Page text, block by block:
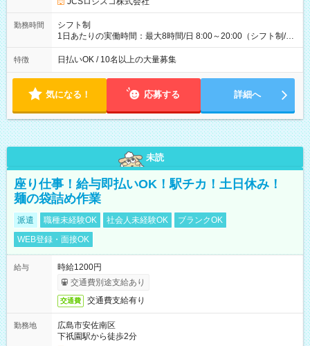
(日休み) ■月収80万円(43歳男性/墨田区在住)※元営業 1日200個
勤務時間
シフト制
1日あたりの実働時間：最大8時間/日 8:00～20:00（シフト制/実
働8時間） ※週5日勤務（場所次第では週4も有り） ※配達状況
によって時間外での勤務可能性有り ※案件により多少の前後あ
特徴 日払いOK / 10名以上の大量募集
気になる！ 応募する 詳細へ
未読
座り仕事！給与即払いOK！駅チカ！土日休み！
麺の袋詰め作業
派遣 職種未経験OK 社会人未経験OK
ブランクOK
WEB登録・面接OK
給与
時給1200円
交通費別途支給あり
交通費 交通費支給有り
勤務地
広島市安佐南区
下祇園駅から徒歩2分